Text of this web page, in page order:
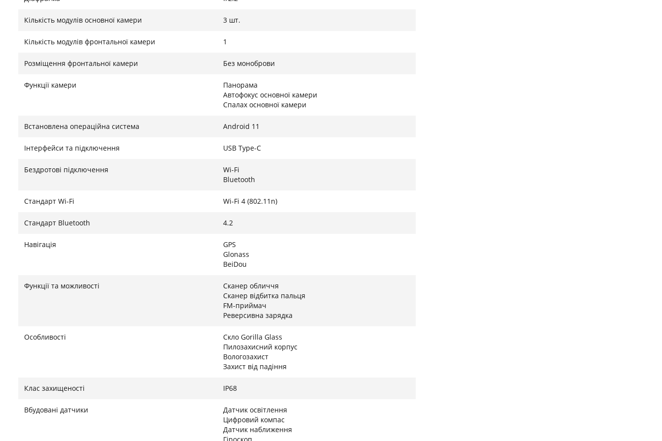
Кількість модулів основної камери 3 шт.
Кількість модулів фронтальної камери 1
Розміщення фронтальної камери Без моноброви
Функції камери
Панорама
Автофокус основної камери
Спалах основної камери
Встановлена ​​операційна система Android 11
Інтерфейси та підключення USB Type-C
Бездротові підключення
Wi-Fi
Bluetooth
Стандарт Wi-Fi Wi-Fi 4 (802.11n)
Стандарт Bluetooth 4.2
Навігація
GPS
Glonass
BeiDou
Функції та можливості
Сканер обличчя
Сканер відбитка пальця
FM-приймач
Реверсивна зарядка
Особливості
Скло Gorilla Glass
Пилозахисний корпус
Вологозахист
Захист від падіння
Клас захищеності IP68
Вбудовані датчики
Датчик освітлення
Цифровий компас
Датчик наближення